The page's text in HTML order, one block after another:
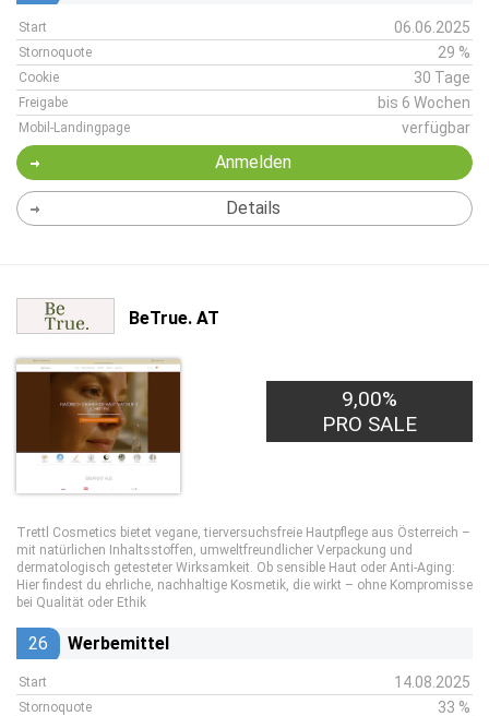
Start 06.06.2025
Stornoquote 29 %
Cookie 30 Tage
Freigabe bis 6 Wochen
Mobil-Landingpage verfügbar
Anmelden
Details
BeTrue. AT
9,00%
PRO SALE
Trettl Cosmetics bietet vegane, tierversuchsfreie Hautpflege aus Österreich –
mit natürlichen Inhaltsstoffen, umweltfreundlicher Verpackung und
dermatologisch getesteter Wirksamkeit. Ob sensible Haut oder Anti-Aging:
Hier findest du ehrliche, nachhaltige Kosmetik, die wirkt – ohne Kompromisse
bei Qualität oder Ethik
26 Werbemittel
Start 14.08.2025
Stornoquote 33 %